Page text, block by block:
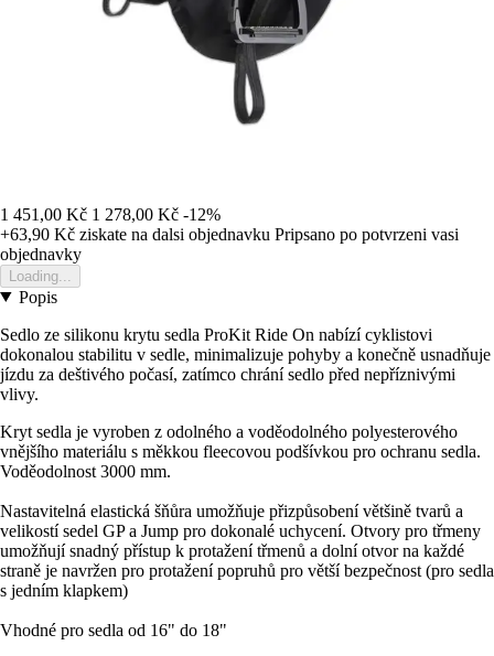
1 451,00 Kč 1 278,00 Kč -12%
+63,90 Kč ziskate na dalsi objednavku Pripsano po potvrzeni vasi
objednavky
Loading...
Popis
Sedlo ze silikonu krytu sedla ProKit Ride On nabízí cyklistovi
dokonalou stabilitu v sedle, minimalizuje pohyby a konečně usnadňuje
jízdu za deštivého počasí, zatímco chrání sedlo před nepříznivými
vlivy.
Kryt sedla je vyroben z odolného a voděodolného polyesterového
vnějšího materiálu s měkkou fleecovou podšívkou pro ochranu sedla.
Voděodolnost 3000 mm.
Nastavitelná elastická šňůra umožňuje přizpůsobení většině tvarů a
velikostí sedel GP a Jump pro dokonalé uchycení. Otvory pro třmeny
umožňují snadný přístup k protažení třmenů a dolní otvor na každé
straně je navržen pro protažení popruhů pro větší bezpečnost (pro sedla
s jedním klapkem)
Vhodné pro sedla od 16" do 18"